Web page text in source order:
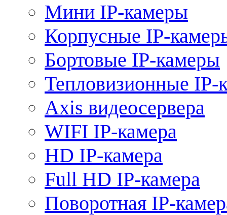
Мини IP-камеры
Корпусные IP-
Бортовые IP-камеры
Тепловизионные IP-
Axis видеосервера
WIFI IP-камера
HD IP-камера
Full HD IP-камера
Поворотная IP-